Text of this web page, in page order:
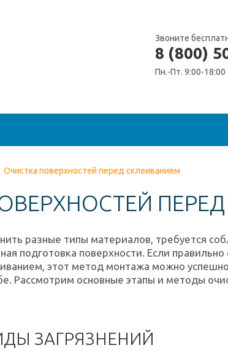
Звоните
8 (800)
Пн.-Пт. 9:00-18:00
Очистка поверхностей перед склеиванием
разные типы материалов, требуется
подготовка поверхности. Если
этот метод монтажа можно
Рассмотрим основные этапы и методы
ЗАГРЯЗНЕНИЙ